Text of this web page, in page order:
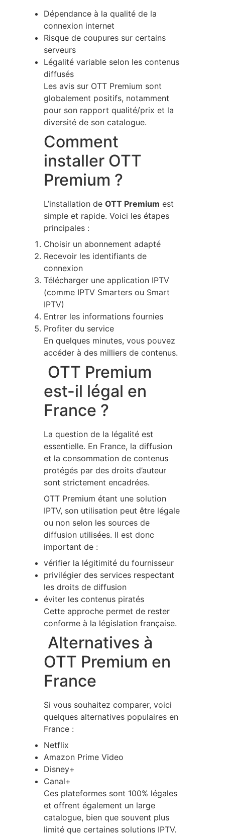
Dépendance à la qualité de la
connexion internet
Risque de coupures sur certains
serveurs
Légalité variable selon les contenus
diffusés
Les avis sur OTT Premium sont
globalement positifs, notamment
pour son rapport qualité/prix et la
diversité de son catalogue.
Comment
installer OTT
Premium ?
L’installation de OTT Premium est
simple et rapide. Voici les étapes
principales :
Choisir un abonnement adapté
Recevoir les identifiants de
connexion
Télécharger une application IPTV
(comme IPTV Smarters ou Smart
IPTV)
Entrer les informations fournies
Profiter du service
En quelques minutes, vous pouvez
accéder à des milliers de contenus.
OTT Premium
est-il légal en
France ?
La question de la légalité est
essentielle. En France, la diffusion
et la consommation de contenus
protégés par des droits d’auteur
sont strictement encadrées.
OTT Premium étant une solution
IPTV, son utilisation peut être légale
ou non selon les sources de
diffusion utilisées. Il est donc
important de :
vérifier la légitimité du fournisseur
privilégier des services respectant
les droits de diffusion
éviter les contenus piratés
Cette approche permet de rester
conforme à la législation française.
Alternatives à
OTT Premium en
France
Si vous souhaitez comparer, voici
quelques alternatives populaires en
France :
Netflix
Amazon Prime Video
Disney+
Canal+
Ces plateformes sont 100% légales
et offrent également un large
catalogue, bien que souvent plus
limité que certaines solutions IPTV.